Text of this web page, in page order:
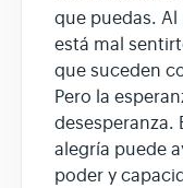
que puedas.
está mal
que suceden
Pero la
desesperanza.
alegría puede
poder y